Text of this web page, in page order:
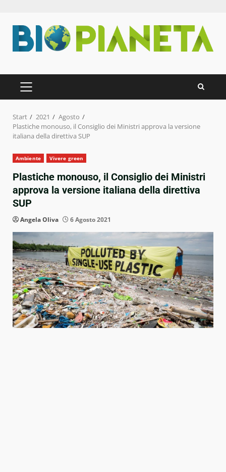
Inhalt
springen
PRIMÄRES
MENÜ
Start 2021
Agosto
Plastiche monouso, il Consiglio dei Ministri approva la versione
italiana della direttiva SUP
Ambiente Vivere green
Plastiche monouso, il Consiglio dei Ministri
approva la versione italiana della direttiva
SUP
Angela Oliva 6 Agosto 2021